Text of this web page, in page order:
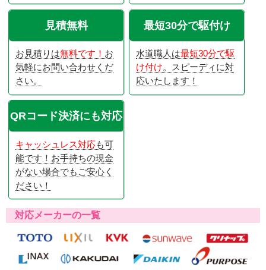
見積無料
お見積りは無料です！ お
気軽にお問い合わせくだ
さい。
最短30分で駆付け
水道職人は最短30分で駆
け付け。スピーディに対
応いたします！
QRコード決済にも対応
キャッシュレス対応も可
能です！お手持ちの現金
がない場合でもご安心く
ださい！
対応メーカーの一覧